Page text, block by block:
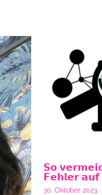
𝗦𝗼
𝗙𝗲𝗵𝗹𝗲𝗿
30. Oktober 2023